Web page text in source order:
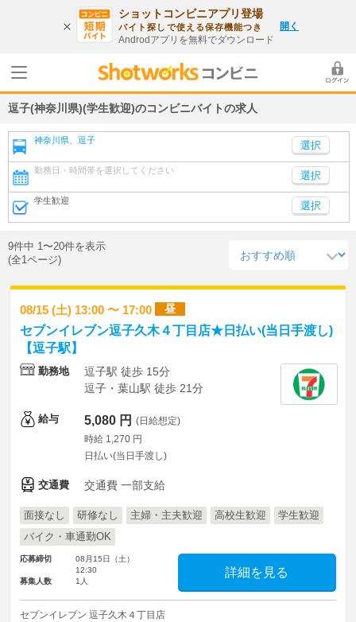
ショットコンビニアプリ登場
バイト探しで使える保存機能つき
Androdアプリを無料でダウンロード
開く
逗子(神奈川県)(学生歓迎)のコンビニバイトの求人
神奈川県、逗子
勤務日・時間帯を選択してください 選択
学生歓迎 選択
9件中 1〜20件を表示
(全1ページ)
08/15 (土) 13:00 〜 17:00 昼
セブンイレブン逗子久木４丁目店★日払い(当日手渡し)
【逗子駅】
勤務地
逗子駅 徒歩 15分
逗子・葉山駅 徒歩 21分
給与 5,080 円 (日給想定)
時給 1,270 円
日払い(当日手渡し)
交通費 交通費 一部支給
面接なし 研修なし 主婦・主夫歓迎 高校生歓迎
学生歓迎
バイク・車通勤OK
応募締切
08月15日（土）
12:30
募集人数
1人
詳細を見る
セブンイレブン 逗子久木４丁目店